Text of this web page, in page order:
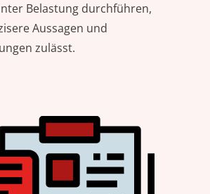
Belastung durchführen,
Aussagen und
zulässt.